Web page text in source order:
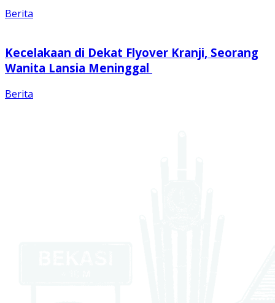
Berita
Kecelakaan di Dekat Flyover Kranji, Seorang
Wanita Lansia Meninggal
Berita